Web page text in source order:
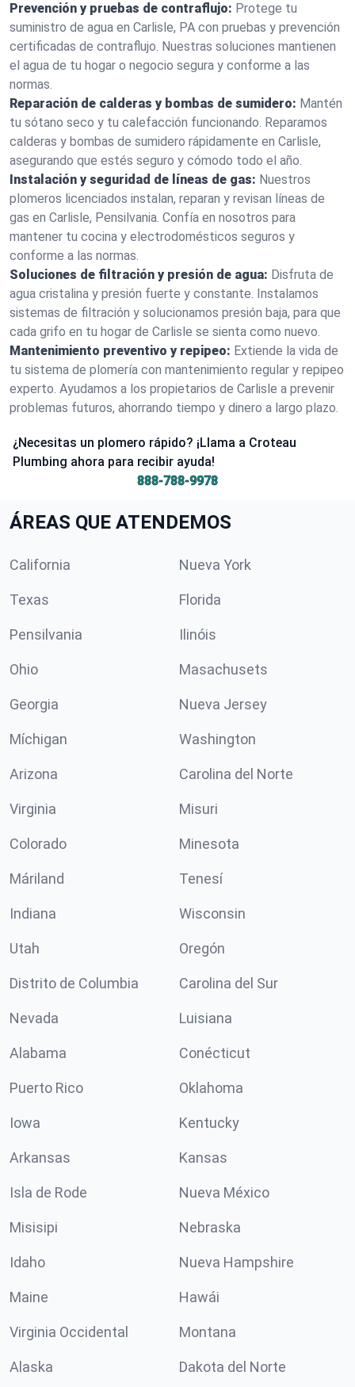
Prevención y pruebas de contraflujo: Protege tu
suministro de agua en Carlisle, PA con pruebas y prevención
certificadas de contraflujo. Nuestras soluciones mantienen
el agua de tu hogar o negocio segura y conforme a las
normas.
Reparación de calderas y bombas de sumidero: Mantén
tu sótano seco y tu calefacción funcionando. Reparamos
calderas y bombas de sumidero rápidamente en Carlisle,
asegurando que estés seguro y cómodo todo el año.
Instalación y seguridad de líneas de gas: Nuestros
plomeros licenciados instalan, reparan y revisan líneas de
gas en Carlisle, Pensilvania. Confía en nosotros para
mantener tu cocina y electrodomésticos seguros y
conforme a las normas.
Soluciones de filtración y presión de agua: Disfruta de
agua cristalina y presión fuerte y constante. Instalamos
sistemas de filtración y solucionamos presión baja, para que
cada grifo en tu hogar de Carlisle se sienta como nuevo.
Mantenimiento preventivo y repipeo: Extiende la vida de
tu sistema de plomería con mantenimiento regular y repipeo
experto. Ayudamos a los propietarios de Carlisle a prevenir
problemas futuros, ahorrando tiempo y dinero a largo plazo.
¿Necesitas un plomero rápido? ¡Llama a Croteau
Plumbing ahora para recibir ayuda!
888-788-9978
ÁREAS QUE ATENDEMOS
California Nueva York
Texas Florida
Pensilvania Ilinóis
Ohio Masachusets
Georgia Nueva Jersey
Míchigan Washington
Arizona Carolina del Norte
Virginia Misuri
Colorado Minesota
Máriland Tenesí
Indiana Wisconsin
Utah Oregón
Distrito de Columbia Carolina del Sur
Nevada Luisiana
Alabama Conécticut
Puerto Rico Oklahoma
Iowa Kentucky
Arkansas Kansas
Isla de Rode Nueva México
Misisipi Nebraska
Idaho Nueva Hampshire
Maine Hawái
Virginia Occidental Montana
Alaska Dakota del Norte